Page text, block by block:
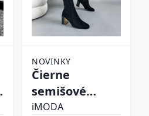
NOVINKY
Čierne
semišové
vysoké čižmy
iMODA